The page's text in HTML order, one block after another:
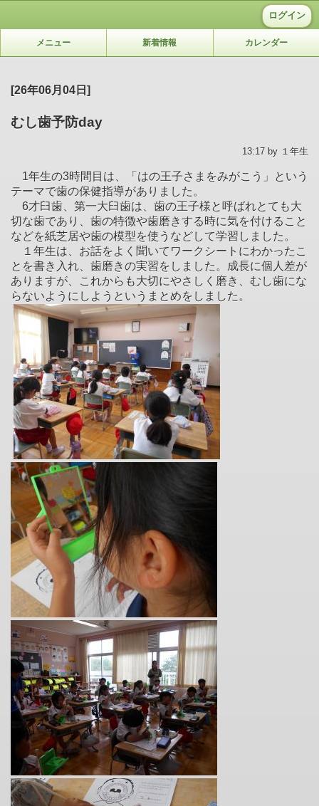
ログイン
メニュー 新着情報 カレンダー
[26年06月04日]
むし歯予防day
13:17 by １年生
1年生の3時間目は、「はの王子さまをみがこう」という
テーマで歯の保健指導がありました。
6才臼歯、第一大臼歯は、歯の王子様と呼ばれとても大
切な歯であり、歯の特徴や歯磨きする時に気を付けること
などを紙芝居や歯の模型を使うなどして学習しました。
１年生は、お話をよく聞いてワークシートにわかったこ
とを書き入れ、歯磨きの実習をしました。成長に個人差が
ありますが、これからも大切にやさしく磨き、むし歯にな
らないようにしようというまとめをしました。